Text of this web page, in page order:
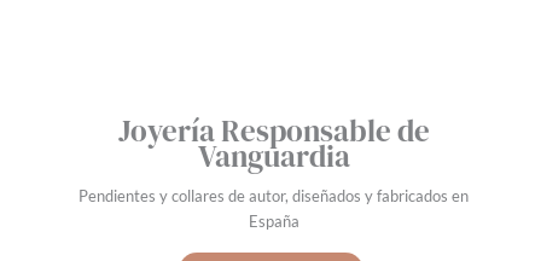
Joyería Responsable de
Vanguardia
Pendientes y collares de autor, diseñados y fabricados en
España